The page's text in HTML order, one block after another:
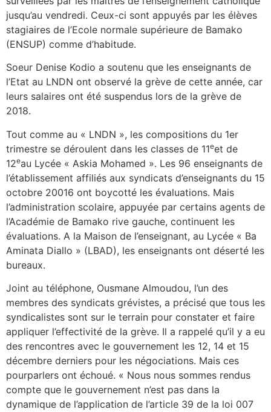
jusqu’au vendredi. Ceux-ci sont appuyés par les élèves
stagiaires de l’Ecole normale supérieure de Bamako
(ENSUP) comme d’habitude.
Soeur Denise Kodio a soutenu que les enseignants de
l’Etat au LNDN ont observé la grève de cette année, car
leurs salaires ont été suspendus lors de la grève de
2018.
Tout comme au « LNDN », les compositions du 1er
trimestre se déroulent dans les classes de 11eet de
12eau Lycée « Askia Mohamed ». Les 96 enseignants de
l’établissement affiliés aux syndicats d’enseignants du 15
octobre 20016 ont boycotté les évaluations. Mais
l’administration scolaire, appuyée par certains agents de
l’Académie de Bamako rive gauche, continuent les
évaluations. A la Maison de l’enseignant, au Lycée « Ba
Aminata Diallo » (LBAD), les enseignants ont déserté les
bureaux.
Joint au téléphone, Ousmane Almoudou, l’un des
membres des syndicats grévistes, a précisé que tous les
syndicalistes sont sur le terrain pour constater et faire
appliquer l’effectivité de la grève. Il a rappelé qu’il y a eu
des rencontres avec le gouvernement les 12, 14 et 15
décembre derniers pour les négociations. Mais ces
pourparlers ont échoué. « Nous nous sommes rendus
compte que le gouvernement n’est pas dans la
dynamique de l’application de l’article 39 de la loi 007